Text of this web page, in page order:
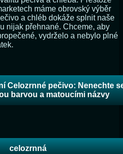
máme obrovský výběr
a chléb dokáže splnit naše
nijak přehnané. Chceme, aby
vydrželo a nebylo plné
Celozrnné pečivo: Nenechte
barvou a matoucími názvy
celozrnná